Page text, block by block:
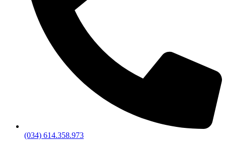
(034) 614.358.973